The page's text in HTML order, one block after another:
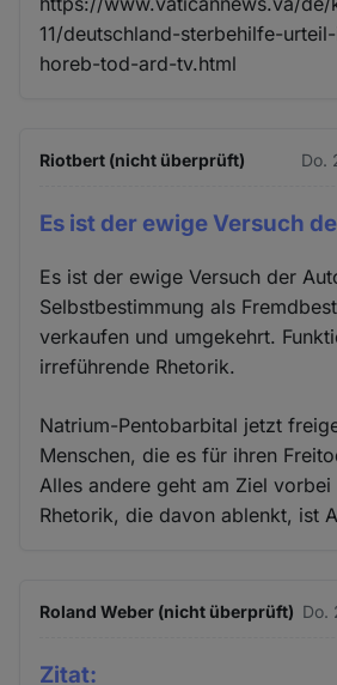
11/deutschland-sterbehilfe-
horeb-tod-ard-tv.html
Riotbert (nicht überprüft) Do.
Es ist der ewige Versuch
Es ist der ewige Versuch der
Selbstbestimmung als
verkaufen und umgekehrt.
irreführende Rhetorik.
Natrium-Pentobarbital jetzt
Menschen, die es für ihren
Alles andere geht am Ziel vorbei
Rhetorik, die davon ablenkt, ist
Roland Weber (nicht überprüft) Do.
Zitat: